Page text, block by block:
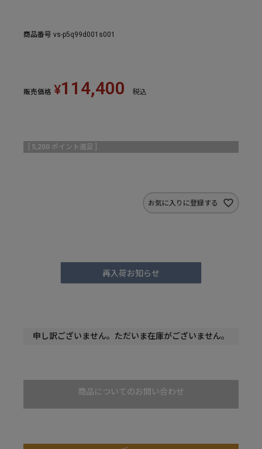
商品番号 vs-p5q99d001s001
販売価格 ¥114,400 税込
5,200 ポイント進呈 ]
お気に入りに登録する
再入荷お知らせ
申し訳ございません。ただいま在庫がございません。
商品についてのお問い合わせ